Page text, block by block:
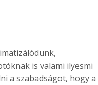
is valami ilyesmi
a szabadságot, hogy a